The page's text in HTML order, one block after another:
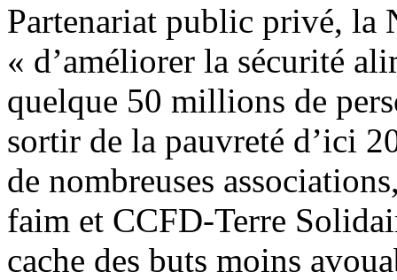
Partenariat public privé, la
« d’améliorer la sécurité
quelque 50 millions de
sortir de la pauvreté d’ici
de nombreuses
faim et CCFD-Terre
cache des buts moins